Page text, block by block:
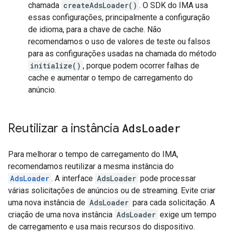
chamada createAdsLoader() . O SDK do IMA usa
essas configurações, principalmente a configuração
de idioma, para a chave de cache. Não
recomendamos o uso de valores de teste ou falsos
para as configurações usadas na chamada do método
initialize() , porque podem ocorrer falhas de
cache e aumentar o tempo de carregamento do
anúncio.
Reutilizar a instância AdsLoader
Para melhorar o tempo de carregamento do IMA,
recomendamos reutilizar a mesma instância do
AdsLoader . A interface AdsLoader pode processar
várias solicitações de anúncios ou de streaming. Evite criar
uma nova instância de AdsLoader para cada solicitação. A
criação de uma nova instância AdsLoader exige um tempo
de carregamento e usa mais recursos do dispositivo.